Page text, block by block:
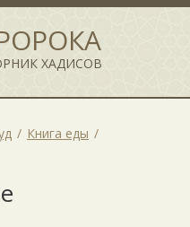
ХАДИСОВ
Книга еды